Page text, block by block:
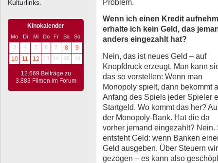
Kulturlinks.
Kinokalender
Mo Di Mi Do Fr Sa
So
3
4 5 6 7 8
9
10
11 12 13 14 15 16
12.669 Beiträge zu
3.883 Filmen im Forum
Problem.
Wenn ich einen Kredit
erhalte ich kein Geld, das
anders eingezahlt hat?
Nein, das ist neues Geld – auf
Knopfdruck erzeugt. Man kann
das so vorstellen: Wenn man
Monopoly spielt, dann bekommt
Anfang des Spiels jeder Spieler
Startgeld. Wo kommt das her?
der Monopoly-Bank. Hat die da
vorher jemand eingezahlt? Nein.
entsteht Geld: wenn Banken
Geld ausgeben. Über Steuern
gezogen – es kann also